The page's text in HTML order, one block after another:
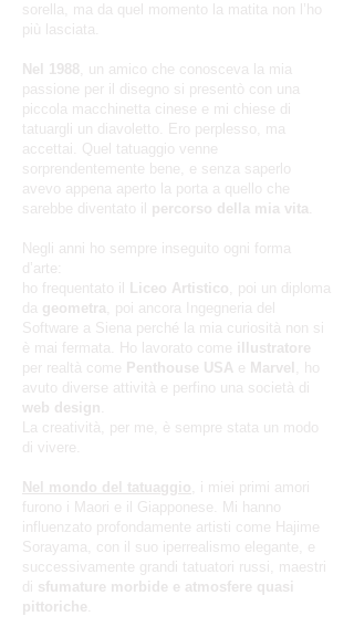
sorella, ma da quel momento la matita non l’ho
più lasciata.
Nel 1988
, un amico che conosceva la mia
passione per il disegno si presentò con una
piccola macchinetta cinese e mi chiese di
tatuargli un diavoletto. Ero perplesso, ma
accettai. Quel tatuaggio venne
sorprendentemente bene, e senza saperlo
avevo appena aperto la porta a quello che
sarebbe diventato il percorso della mia vita
Negli anni ho sempre inseguito ogni forma
d’arte:
ho frequentato il
Liceo Artistico , poi un diploma
da geometra , poi ancora Ingegneria del
Software a Siena perché la mia curiosità non si
è mai fermata. Ho lavorato come illustratore
per realtà come Penthouse USA e Marvel
, ho
avuto diverse attività e perfino una società di
web design
La creatività, per me, è sempre stata un modo
di vivere.
Nel mondo del tatuaggio , i miei primi amori
furono i Maori e il Giapponese. Mi hanno
influenzato profondamente artisti come Hajime
Sorayama, con il suo iperrealismo elegante, e
successivamente grandi tatuatori russi, maestri
di sfumature morbide e atmosfere quasi
pittoriche